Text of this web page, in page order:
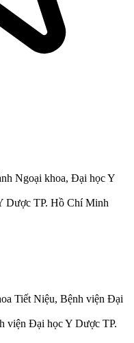
Ngoại khoa, Đại học Y
Dược TP. Hồ Chí Minh
Tiết Niệu, Bệnh viện Đại
viện Đại học Y Dược TP.